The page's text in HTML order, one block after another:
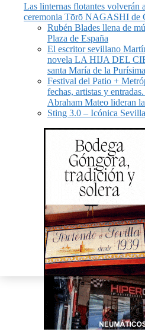
Las linternas flotantes volverán
ceremonia Tōrō NAGASHI de
Rubén Blades llena de
Plaza de España
El escritor sevillano
novela LA HIJA DEL
santa María de la
Festival del Patio +
fechas, artistas y
Abraham Mateo lideran
Sting 3.0 – Icónica